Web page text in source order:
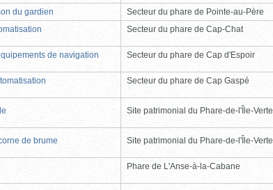
du gardien Secteur du phare de Pointe-au-Père
Secteur du phare de Cap-Chat
de navigation Secteur du phare de Cap d'Espoir
Secteur du phare de Cap Gaspé
Site patrimonial du Phare-de-l'Île-Verte
de brume Site patrimonial du Phare-de-l'Île-Verte
Phare de L'Anse-à-la-Cabane